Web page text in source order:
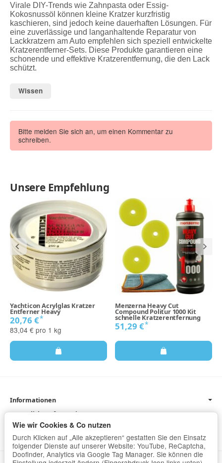
Virale DIY-Trends wie Zahnpasta oder Essig-
Kokosnussöl können kleine Kratzer kurzfristig
kaschieren, sind jedoch keine dauerhaften Lösungen. Für
eine zuverlässige und langanhaltende Reparatur von
Lackkratzern am Auto empfehlen sich speziell entwickelte
Kratzerentferner-Sets. Diese Produkte garantieren eine
schonende und effektive Kratzerentfernung, die den Lack
schützt.
Wissen
Bitte melden Sie sich an, um einen Kommentar zu
schreiben.
Unsere Empfehlung
Yachticon Acrylglas Kratzer
Entferner Heavy
20,76 €*
83,04 € pro 1 kg
Menzerna Heavy Cut
Compound Politur 1000 Kit
schnelle Kratzerentfernung
51,29 €*
Informationen
Gesetzliche Informationen
Newsletter
Wie wir Cookies & Co nutzen
Durch Klicken auf „Alle akzeptieren“ gestatten Sie den Einsatz
folgender Dienste auf unserer Website: YouTube, ReCaptcha,
Doofinder, Analytics via Google Tag Manager. Sie können die